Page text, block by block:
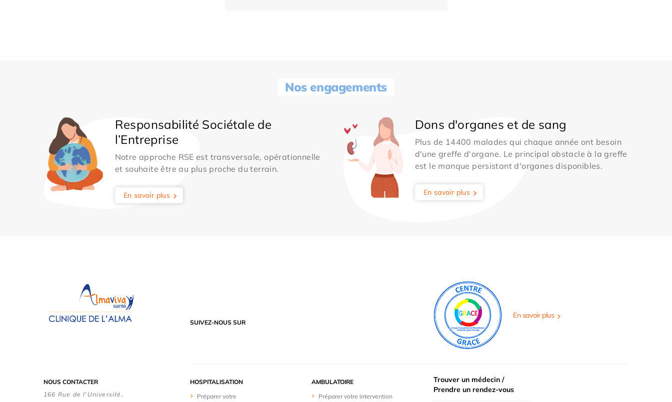
Nos engagements
Responsabilité Sociétale de
l’Entreprise
Notre approche RSE est transversale, opérationnelle
et souhaite être au plus proche du terrain.
En savoir plus
Dons d'organes et de sang
Plus de 14400 malades qui chaque année ont besoin
d'une greffe d'organe. Le principal obstacle à la greffe
est le manque persistant d'organes disponibles.
En savoir plus
SUIVEZ-NOUS SUR
En savoir plus
NOUS CONTACTER
166 Rue de l'Université,
HOSPITALISATION
Préparer votre
AMBULATOIRE
Préparer votre intervention
Trouver un médecin /
Prendre un rendez-vous